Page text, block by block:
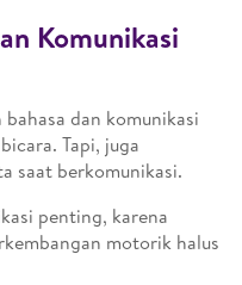
Komunikasi
dan komunikasi
Tapi, juga
saat berkomunikasi.
penting, karena
motorik halus